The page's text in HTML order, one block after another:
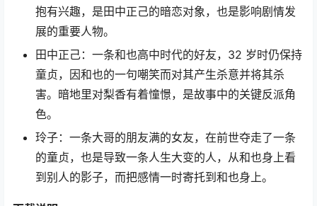
抱有兴趣，是田中正己的暗恋对象，也是影响剧情发
展的重要人物。
田中正己：一条和也高中时代的好友，32 岁时仍保持
童贞，因和也的一句嘲笑而对其产生杀意并将其杀
害。暗地里对梨香有着憧憬，是故事中的关键反派角
色。
玲子：一条大哥的朋友满的女友，在前世夺走了一条
的童贞，也是导致一条人生大变的人，从和也身上看
到别人的影子，而把感情一时寄托到和也身上。